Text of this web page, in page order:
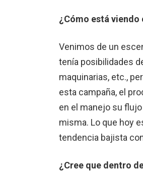
¿Cómo está
Venimos de un
tenía posibilidades
maquinarias, etc.,
esta campaña, el
en el manejo su
misma. Lo que hoy
tendencia bajista
¿Cree que dentro